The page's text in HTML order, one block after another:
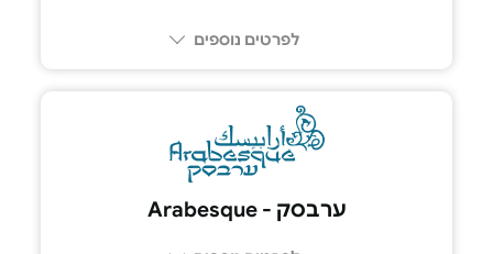
לפרטים נוספים
ערבסק - Arabesque